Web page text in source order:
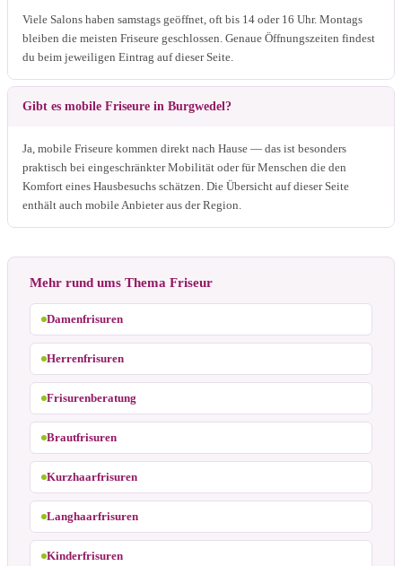
Viele Salons haben samstags geöffnet, oft bis 14 oder 16 Uhr. Montags
bleiben die meisten Friseure geschlossen. Genaue Öffnungszeiten findest
du beim jeweiligen Eintrag auf dieser Seite.
Gibt es mobile Friseure in Burgwedel?
Ja, mobile Friseure kommen direkt nach Hause — das ist besonders
praktisch bei eingeschränkter Mobilität oder für Menschen die den
Komfort eines Hausbesuchs schätzen. Die Übersicht auf dieser Seite
enthält auch mobile Anbieter aus der Region.
Mehr rund ums Thema Friseur
Damenfrisuren
Herrenfrisuren
Frisurenberatung
Brautfrisuren
Kurzhaarfrisuren
Langhaarfrisuren
Kinderfrisuren